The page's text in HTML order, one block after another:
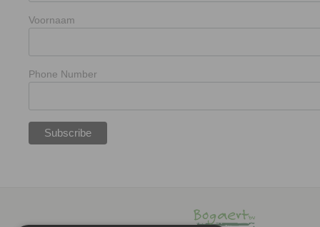
Voornaam
Phone Number